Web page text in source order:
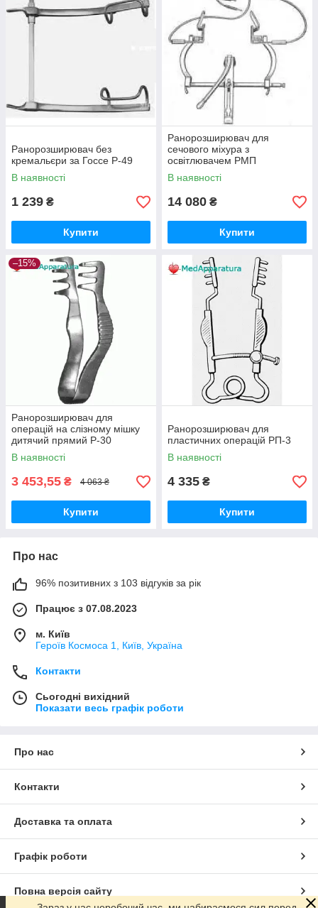
Ранорозширювач без
кремальєри за Госсе Р-49
В наявності
1 239 ₴
Купити
Ранорозширювач для
сечового міхура з
освітлювачем РМП
В наявності
14 080 ₴
Купити
–15%
Ранорозширювач для
операцій на слізному мішку
дитячий прямий Р-30
В наявності
3 453,55 ₴ 4 063 ₴
Купити
Ранорозширювач для
пластичних операцій РП-3
В наявності
4 335 ₴
Купити
Про нас
96% позитивних з 103 відгуків за рік
Працює з 07.08.2023
м. Київ
Героїв Космоса 1, Київ, Україна
Контакти
Сьогодні вихідний
Показати весь графік роботи
Про нас
Контакти
Доставка та оплата
Графік роботи
Повна версія сайту